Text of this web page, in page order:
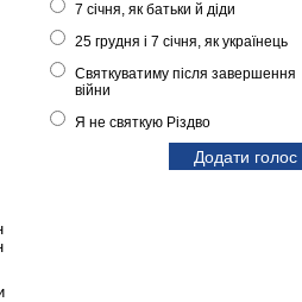
7 січня, як батьки й діди
25 грудня і 7 січня, як українець
Святкуватиму після завершення
війни
Я не святкую Різдво